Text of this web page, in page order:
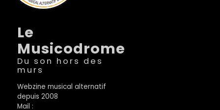
Le
Musicodrome
Du son hors des
murs
Webzine musical alternatif
depuis 2008
Mail :